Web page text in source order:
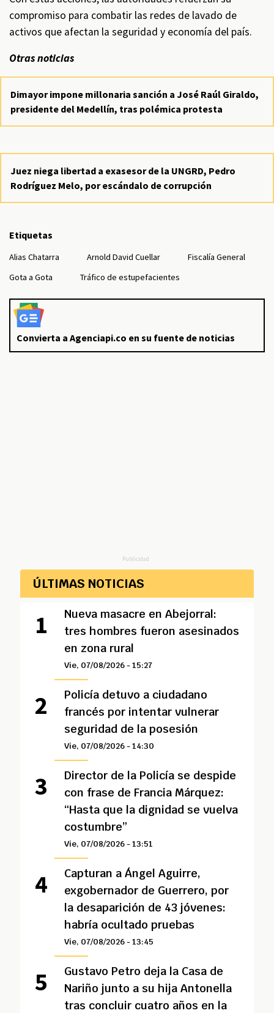
compromiso para combatir las redes de lavado de
activos que afectan la seguridad y economía del país.
Otras noticias
Dimayor impone millonaria sanción a José Raúl Giraldo,
presidente del Medellín, tras polémica protesta
Juez niega libertad a exasesor de la UNGRD, Pedro
Rodríguez Melo, por escándalo de corrupción
Etiquetas
Alias Chatarra Arnold David Cuellar
Fiscalía General
Gota a Gota
Tráfico de estupefacientes
Convierta a Agenciapi.co en su fuente de noticias
Publicidad
ÚLTIMAS NOTICIAS
Nueva masacre en Abejorral:
tres hombres fueron asesinados
en zona rural
Vie, 07/08/2026 - 15:27
Policía detuvo a ciudadano
francés por intentar vulnerar
seguridad de la posesión
Vie, 07/08/2026 - 14:30
Director de la Policía se despide
con frase de Francia Márquez:
“Hasta que la dignidad se vuelva
costumbre”
Vie, 07/08/2026 - 13:51
Capturan a Ángel Aguirre,
exgobernador de Guerrero, por
la desaparición de 43 jóvenes:
habría ocultado pruebas
Vie, 07/08/2026 - 13:45
Gustavo Petro deja la Casa de
Nariño junto a su hija Antonella
tras concluir cuatro años en la